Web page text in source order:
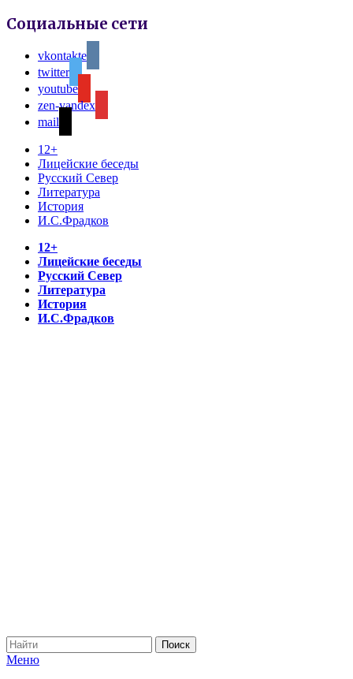
Социальные сети
vkontakte
twitter
youtube
zen-yandex
mail
12+
Лицейские беседы
Русский Север
Литература
История
И.С.Фрадков
12+
Лицейские беседы
Русский Север
Литература
История
И.С.Фрадков
Меню